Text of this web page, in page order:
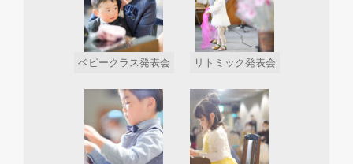
ベビークラス発表会 リトミック発表会